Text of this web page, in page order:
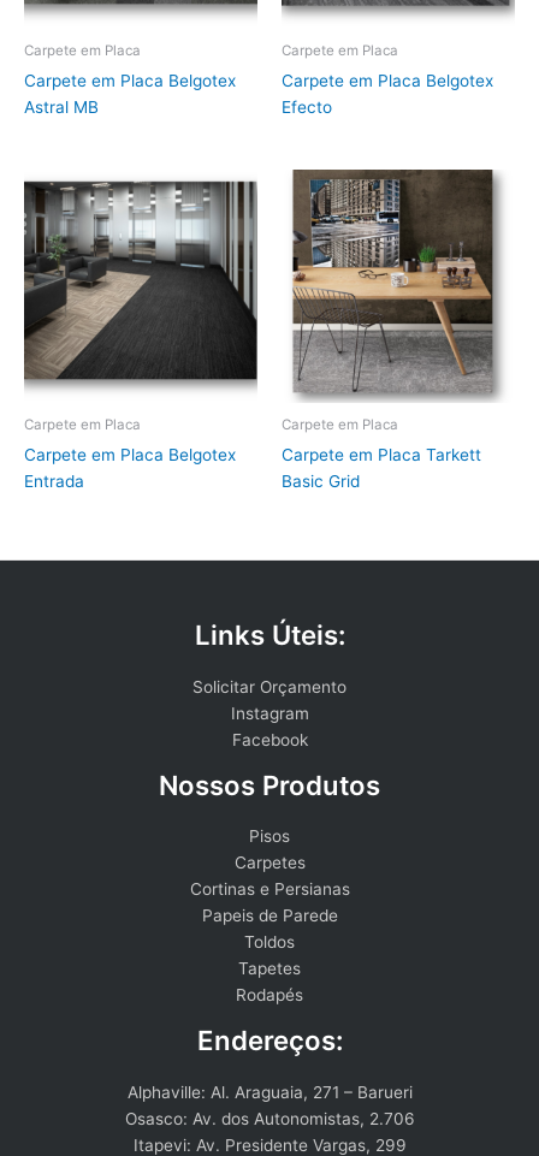
Carpete em Placa
Carpete em Placa Belgotex
Astral MB
Carpete em Placa
Carpete em Placa Belgotex
Efecto
Carpete em Placa
Carpete em Placa Belgotex
Entrada
Carpete em Placa
Carpete em Placa Tarkett
Basic Grid
Links Úteis:
Solicitar Orçamento
Instagram
Facebook
Nossos Produtos
Pisos
Carpetes
Cortinas e Persianas
Papeis de Parede
Toldos
Tapetes
Rodapés
Endereços:
Alphaville: Al. Araguaia, 271 – Barueri
Osasco: Av. dos Autonomistas, 2.706
Itapevi: Av. Presidente Vargas, 299